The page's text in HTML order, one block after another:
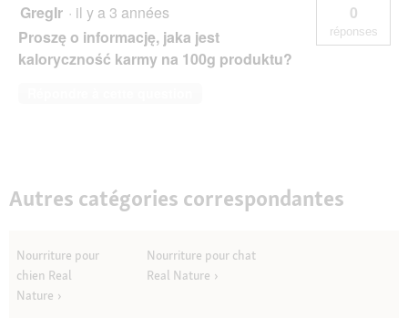
GregIr · il y a 3 années
Proszę o informację, jaka jest
kaloryczność karmy na 100g produktu?
0
réponses
Autres catégories correspondantes
Nourriture pour
chien Real
Nature
Nourriture pour chat
Real Nature